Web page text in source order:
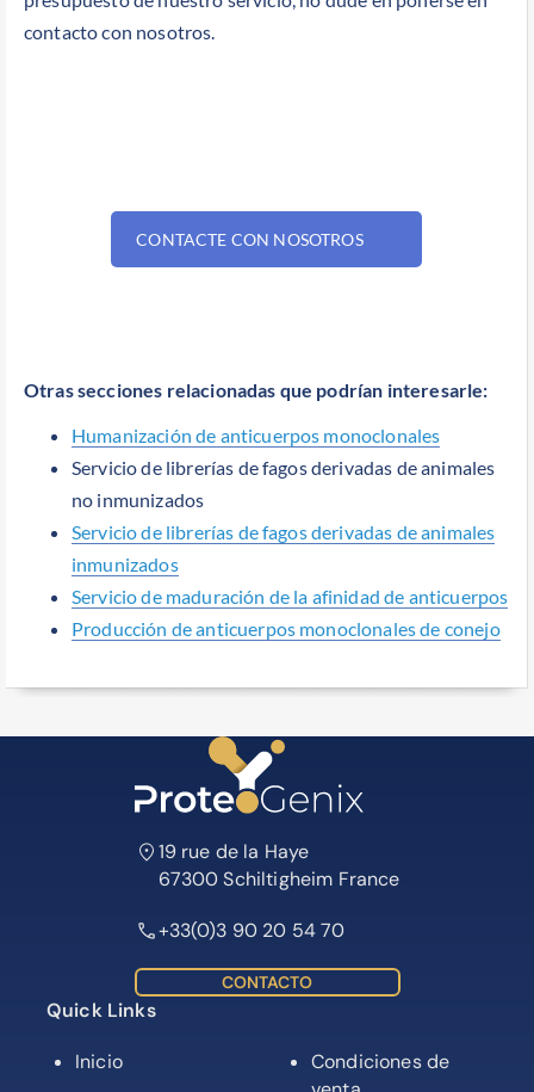
contacto con nosotros.
CONTACTE CON NOSOTROS
Otras secciones relacionadas que podrían interesarle:
Humanización de anticuerpos monoclonales
Servicio de librerías de fagos derivadas de animales
no inmunizados
Servicio de librerías de fagos derivadas de animales
inmunizados
Servicio de maduración de la afinidad de anticuerpos
Producción de anticuerpos monoclonales de conejo
19 rue de la Haye
67300 Schiltigheim France
+33(0)3 90 20 54 70
CONTACTO
Quick Links
Inicio
Condiciones de